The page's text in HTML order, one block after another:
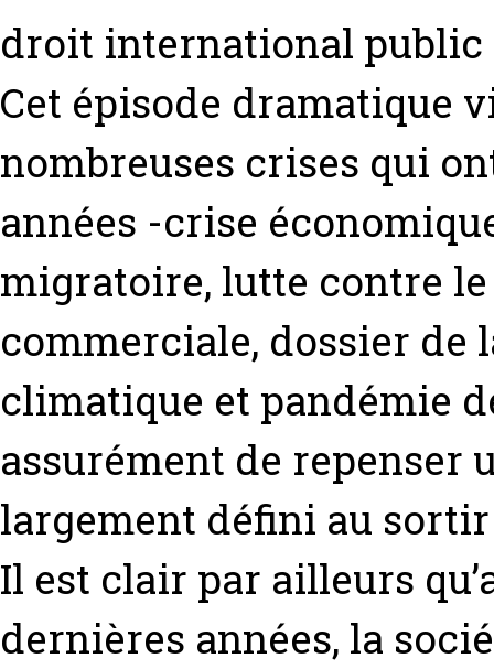
droit international public
Cet épisode dramatique
nombreuses crises qui
années -crise
migratoire, lutte contre
commerciale, dossier de
climatique et pandémie
assurément de repenser
largement défini au
Il est clair par ailleurs
dernières années, la